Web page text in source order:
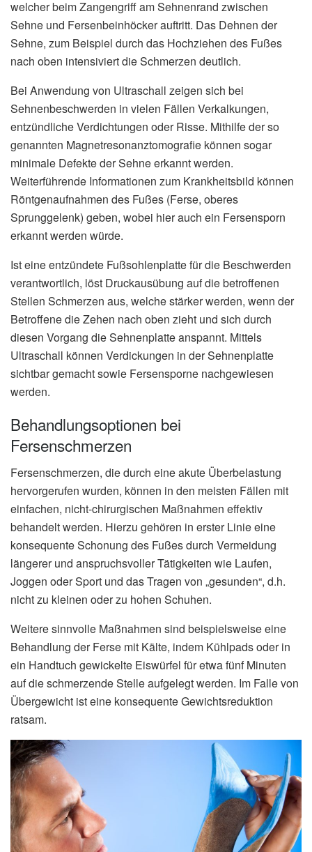
welcher beim Zangengriff am Sehnenrand zwischen
Sehne und Fersenbeinhöcker auftritt. Das Dehnen der
Sehne, zum Beispiel durch das Hochziehen des Fußes
nach oben intensiviert die Schmerzen deutlich.
Bei Anwendung von Ultraschall zeigen sich bei
Sehnenbeschwerden in vielen Fällen Verkalkungen,
entzündliche Verdichtungen oder Risse. Mithilfe der so
genannten Magnetresonanztomografie können sogar
minimale Defekte der Sehne erkannt werden.
Weiterführende Informationen zum Krankheitsbild können
Röntgenaufnahmen des Fußes (Ferse, oberes
Sprunggelenk) geben, wobei hier auch ein Fersensporn
erkannt werden würde.
Ist eine entzündete Fußsohlenplatte für die Beschwerden
verantwortlich, löst Druckausübung auf die betroffenen
Stellen Schmerzen aus, welche stärker werden, wenn der
Betroffene die Zehen nach oben zieht und sich durch
diesen Vorgang die Sehnenplatte anspannt. Mittels
Ultraschall können Verdickungen in der Sehnenplatte
sichtbar gemacht sowie Fersensporne nachgewiesen
werden.
Behandlungsoptionen bei
Fersenschmerzen
Fersenschmerzen, die durch eine akute Überbelastung
hervorgerufen wurden, können in den meisten Fällen mit
einfachen, nicht-chirurgischen Maßnahmen effektiv
behandelt werden. Hierzu gehören in erster Linie eine
konsequente Schonung des Fußes durch Vermeidung
längerer und anspruchsvoller Tätigkeiten wie Laufen,
Joggen oder Sport und das Tragen von „gesunden“, d.h.
nicht zu kleinen oder zu hohen Schuhen.
Weitere sinnvolle Maßnahmen sind beispielsweise eine
Behandlung der Ferse mit Kälte, indem Kühlpads oder in
ein Handtuch gewickelte Eiswürfel für etwa fünf Minuten
auf die schmerzende Stelle aufgelegt werden. Im Falle von
Übergewicht ist eine konsequente Gewichtsreduktion
ratsam.